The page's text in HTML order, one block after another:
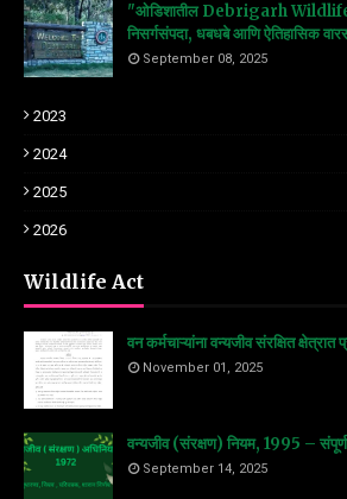
"ओडिशातील Debrigarh
निसर्गसंपदा, धबधबे आणि ऐतिहासिक
September 08, 2025
2023
2024
2025
2026
Wildlife Act
वन कर्मचाऱ्यांना वन्यजीव संरक्षित
November 01, 2025
वन्यजीव (संरक्षण) नियम, 1995 – संपूर्ण
September 14, 2025